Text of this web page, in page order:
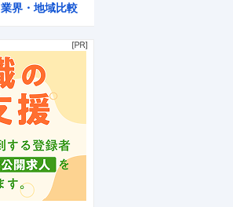
業界・地域比較